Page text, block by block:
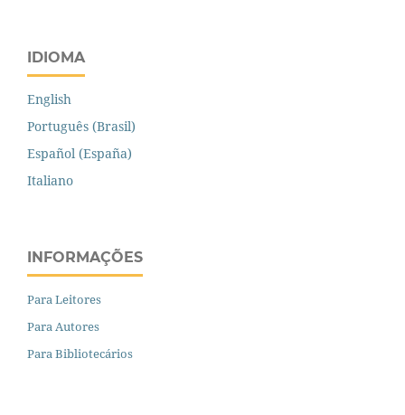
IDIOMA
English
Português (Brasil)
Español (España)
Italiano
INFORMAÇÕES
Para Leitores
Para Autores
Para Bibliotecários